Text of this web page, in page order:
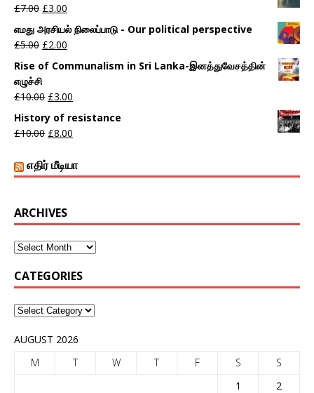
£7.00 £3.00
எமது அரசியல் நிலைப்பாடு - Our political perspective
£5.00 £2.00
Rise of Communalism in Sri Lanka-இனத்துவேசத்தின்
எழுச்சி
£10.00 £3.00
History of resistance
£10.00 £8.00
எதிர் மீடியா
ARCHIVES
CATEGORIES
AUGUST 2026
M
T W T F S
S
1
2